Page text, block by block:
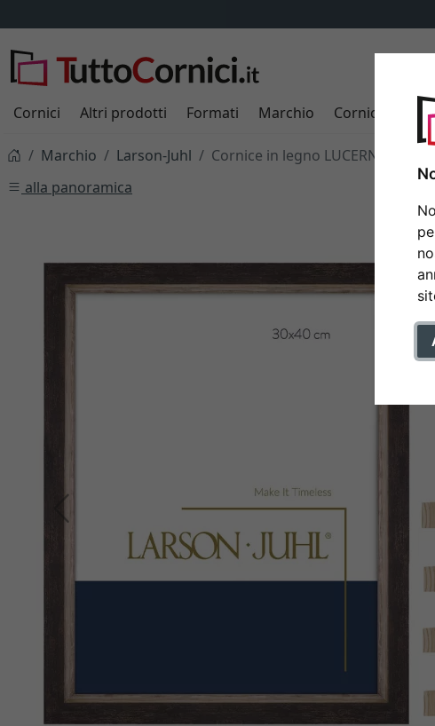
Cornici Altri prodotti Formati Marchio Cornici su
Marchio Larson-Juhl
Cornice in legno LUCERNE 2,9 -
alla panoramica
Indietro